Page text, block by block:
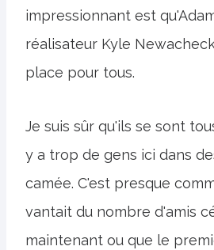
impressionnant est
réalisateur Kyle
place pour tous.
Je suis sûr qu'ils se sont
y a trop de gens ici dans
camée. C'est presque
vantait du nombre d'amis
maintenant ou que le